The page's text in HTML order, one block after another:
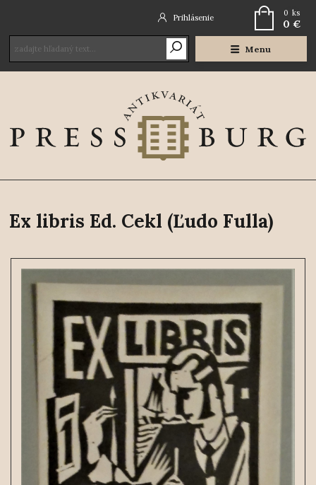
Menu
Prihlásenie 0 ks
0 €
Ex libris Ed. Cekl (Ľudo Fulla)